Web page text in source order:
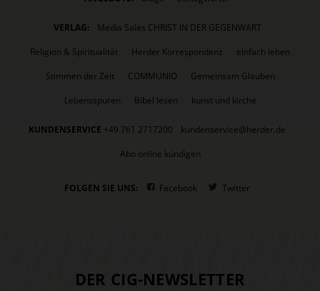
VERLAG:
Media Sales CHRIST IN DER GEGENWART
Religion & Spiritualität
Herder Korrespondenz
einfach leben
Stimmen der Zeit
COMMUNIO
Gemeinsam Glauben
Lebensspuren
Bibel lesen kunst und kirche
KUNDENSERVICE +49 761 2717200
kundenservice@herder.de
Abo online kündigen
FOLGEN SIE UNS: Facebook Twitter
DER CIG-NEWSLETTER